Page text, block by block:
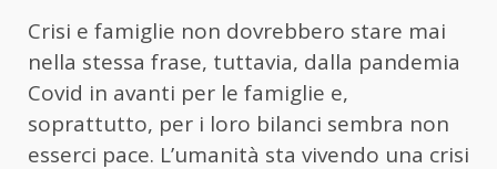
Crisi e famiglie non dovrebbero stare mai
nella stessa frase, tuttavia, dalla pandemia
Covid in avanti per le famiglie e,
soprattutto, per i loro bilanci sembra non
esserci pace. L’umanità sta vivendo una crisi